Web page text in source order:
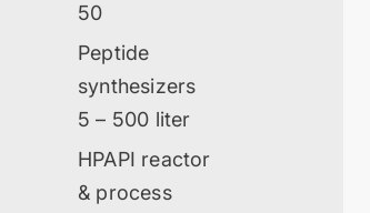
50
Peptide
synthesizers
5 – 500 liter
HPAPI reactor
& process